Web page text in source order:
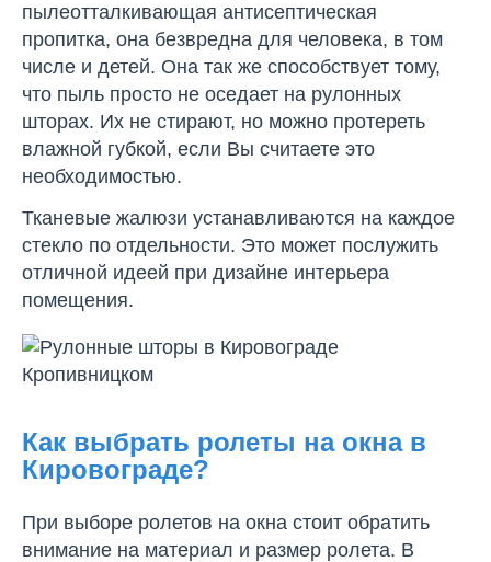
пылеотталкивающая антисептическая
пропитка, она безвредна для человека, в том
числе и детей. Она так же способствует тому,
что пыль просто не оседает на рулонных
шторах. Их не стирают, но можно протереть
влажной губкой, если Вы считаете это
необходимостью.
Тканевые жалюзи устанавливаются на каждое
стекло по отдельности. Это может послужить
отличной идеей при дизайне интерьера
помещения.
Как выбрать ролеты на окна в
Кировограде?
При выборе ролетов на окна стоит обратить
внимание на материал и размер ролета. В